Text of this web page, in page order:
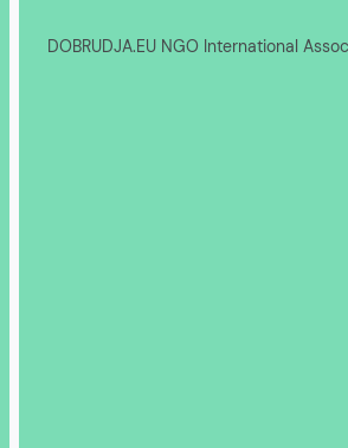
DOBRUDJA.EU NGO International